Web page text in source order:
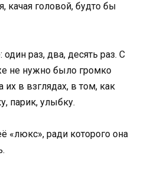
качая головой, будто бы
раз, два, десять раз. С
не нужно было громко
их в взглядах, в том, как
парик, улыбку.
«люкс», ради которого она